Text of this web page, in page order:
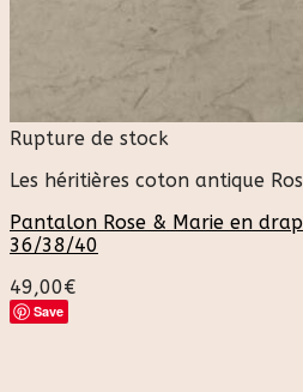
Rupture de stock
Les héritières coton antique
Pantalon Rose & Marie en
36/38/40
49,00€
Save